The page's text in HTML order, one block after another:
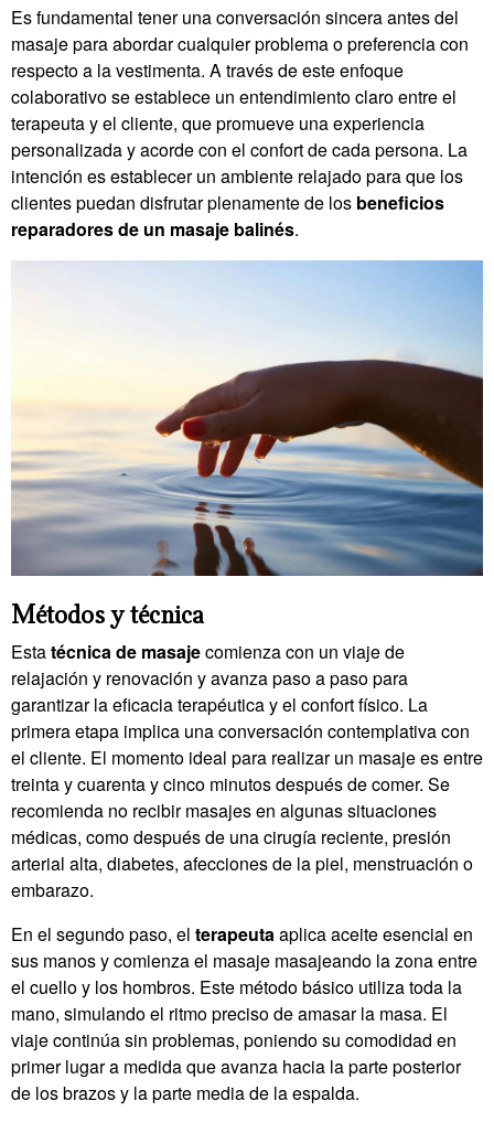
Es fundamental tener una conversación sincera antes del
masaje para abordar cualquier problema o preferencia con
respecto a la vestimenta. A través de este enfoque
colaborativo se establece un entendimiento claro entre el
terapeuta y el cliente, que promueve una experiencia
personalizada y acorde con el confort de cada persona. La
intención es establecer un ambiente relajado para que los
clientes puedan disfrutar plenamente de los beneficios
reparadores de un masaje balinés.
Métodos y técnica
Estatécnica de masajecomienza con un viaje de
relajación y renovación y avanza paso a paso para
garantizar la eficacia terapéutica y el confort físico. La
primera etapa implica una conversación contemplativa con
el cliente. El momento ideal para realizar un masaje es entre
treinta y cuarenta y cinco minutos después de comer. Se
recomienda no recibir masajes en algunas situaciones
médicas, como después de una cirugía reciente, presión
arterial alta, diabetes, afecciones de la piel, menstruación o
embarazo.
En el segundo paso, el terapeutaaplica aceite esencial en
sus manos y comienza el masaje masajeando la zona entre
el cuello y los hombros. Este método básico utiliza toda la
mano, simulando el ritmo preciso de amasar la masa. El
viaje continúa sin problemas, poniendo su comodidad en
primer lugar a medida que avanza hacia la parte posterior
de los brazos y la parte media de la espalda.